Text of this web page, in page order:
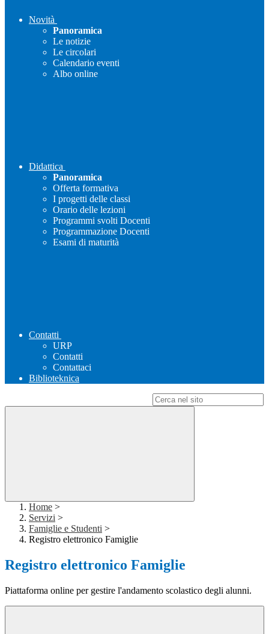
Novità
Panoramica
Le notizie
Le circolari
Calendario eventi
Albo online
Didattica
Panoramica
Offerta formativa
I progetti delle classi
Orario delle lezioni
Programmi svolti Docenti
Programmazione Docenti
Esami di maturità
Contatti
URP
Contatti
Contattaci
Biblioteknica
Home >
Servizi >
Famiglie e Studenti >
Registro elettronico Famiglie
Registro elettronico Famiglie
Piattaforma online per gestire l'andamento scolastico degli alunni.